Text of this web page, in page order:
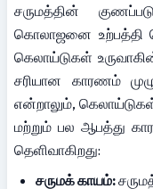
சருமத்தின்
கொலாஜனை உற்பத்தி
கெலாய்டுகள்
சரியான காரணம்
என்றாலும்,
மற்றும் பல ஆபத்து
தெளிவாகிறது:
சருமக் காயம்: